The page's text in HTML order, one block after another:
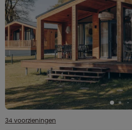
34 voorzieningen